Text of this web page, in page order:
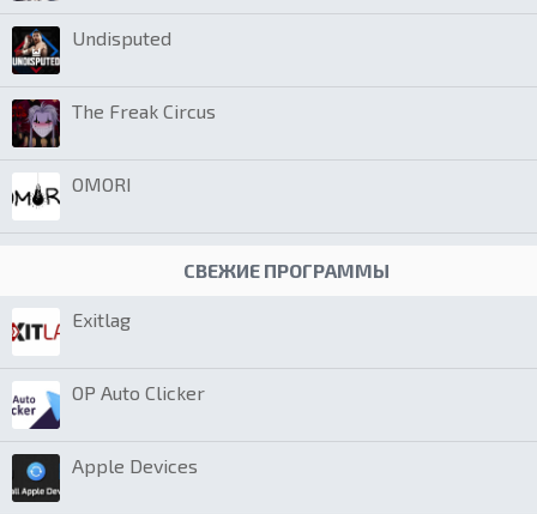
Undisputed
The Freak Circus
OMORI
СВЕЖИЕ ПРОГРАММЫ
Exitlag
OP Auto Clicker
Apple Devices